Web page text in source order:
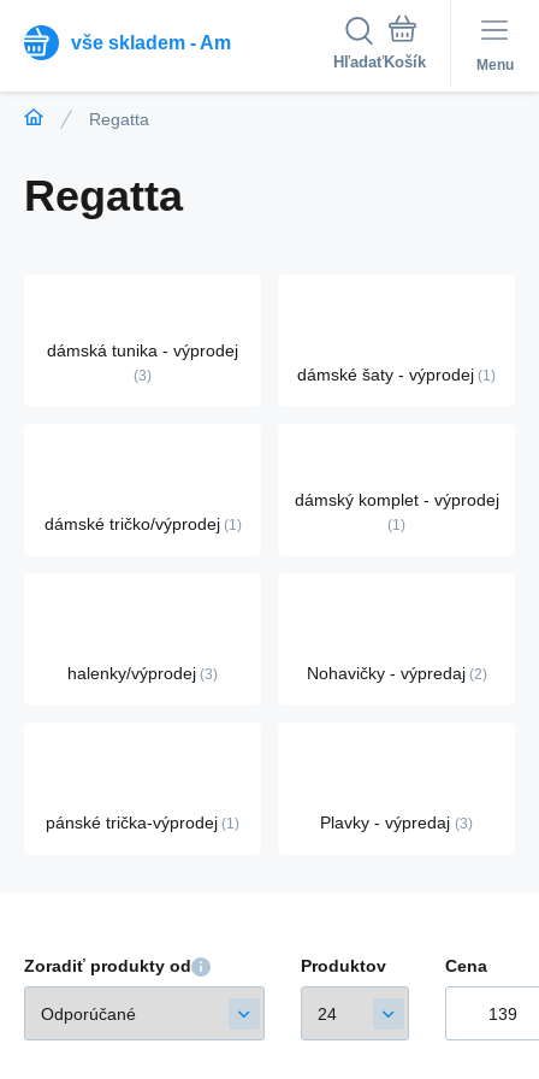
vše skladem - Am
Hľadať Menu
Regatta
Regatta
dámská tunika - výprodej
3 dámské šaty - výprodej 1
dámské tričko/výprodej 1
dámský komplet - výprodej
1
halenky/výprodej 3 Nohavičky - výpredaj 2
pánské trička-výprodej 1 Plavky - výpredaj 3
Zoradiť produkty od Produktov Cena